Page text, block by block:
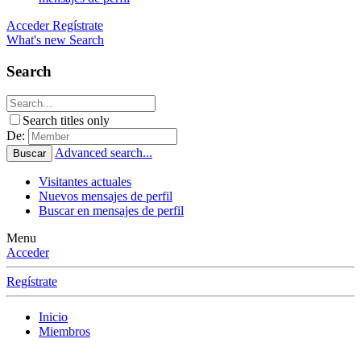
Acceder Regístrate
What's new Search
Search
Search titles only
De:
Buscar Advanced search...
Visitantes actuales
Nuevos mensajes de perfil
Buscar en mensajes de perfil
Menu
Acceder
Regístrate
Inicio
Miembros